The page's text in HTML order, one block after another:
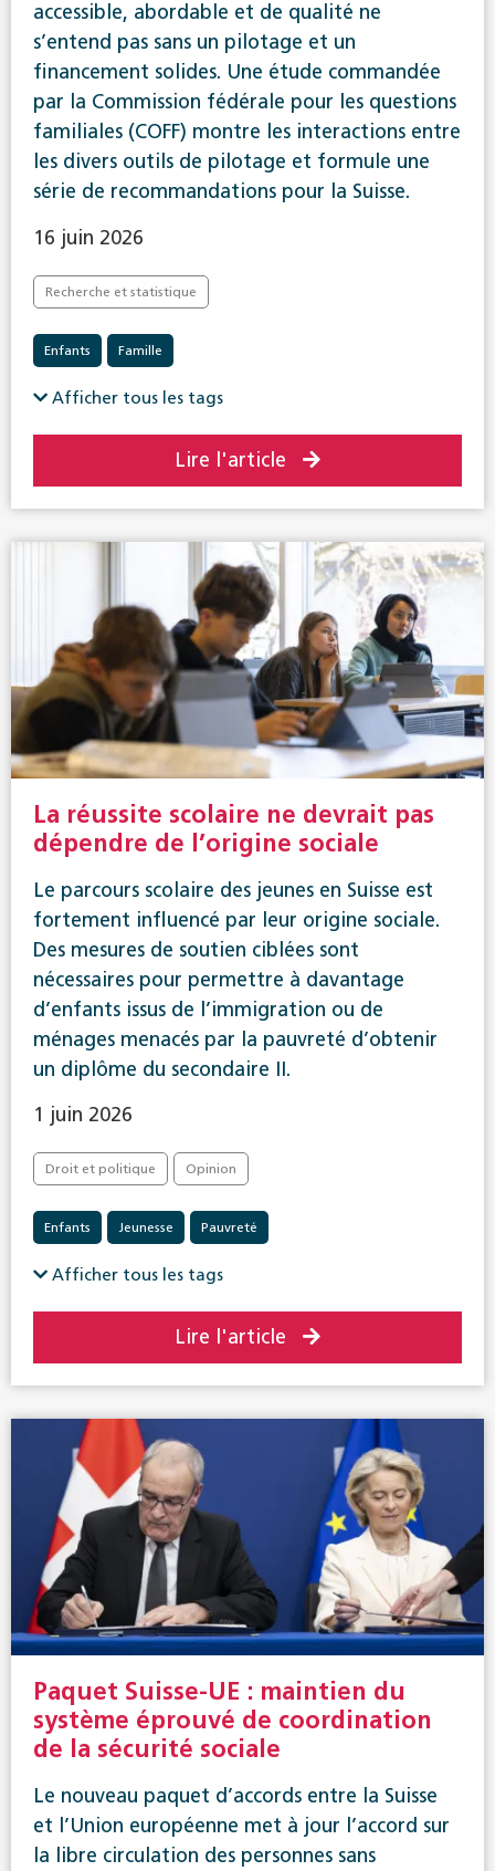
accessible, abordable et de qualité ne
s’entend pas sans un pilotage et un
financement solides. Une étude commandée
par la Commission fédérale pour les questions
familiales (COFF) montre les interactions entre
les divers outils de pilotage et formule une
série de recommandations pour la Suisse.
16 juin 2026
Recherche et statistique
Enfants Famille
Afficher tous les tags
Lire l'article
La réussite scolaire ne devrait pas
dépendre de l’origine sociale
Le parcours scolaire des jeunes en Suisse est
fortement influencé par leur origine sociale.
Des mesures de soutien ciblées sont
nécessaires pour permettre à davantage
d’enfants issus de l’immigration ou de
ménages menacés par la pauvreté d’obtenir
un diplôme du secondaire II.
1 juin 2026
Droit et politique Opinion
Enfants Jeunesse Pauvreté
Afficher tous les tags
Lire l'article
Paquet Suisse-UE : maintien du
système éprouvé de coordination
de la sécurité sociale
Le nouveau paquet d’accords entre la Suisse
et l’Union européenne met à jour l’accord sur
la libre circulation des personnes sans